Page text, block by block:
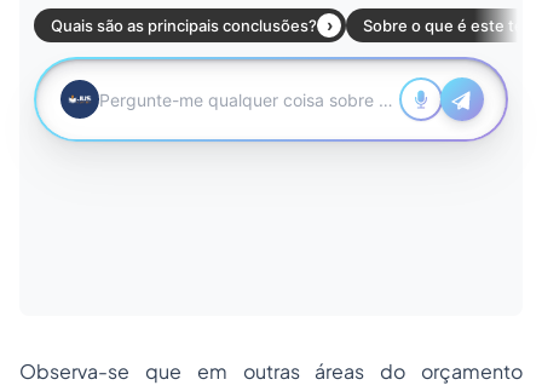
Observa-se que em outras áreas do orçamento